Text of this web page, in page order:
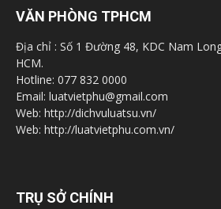
VĂN PHÒNG TPHCM
Địa chỉ : Số 1 Đường 48, KDC Nam
HCM.
Hotline: 077 832 0000
Email: luatvietphu@gmail.com
Web: http://dichvuluatsu.vn/
Web: http://luatvietphu.com.vn/
TRỤ SỞ CHÍNH